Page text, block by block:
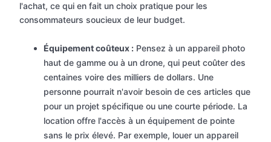
l'achat, ce qui en fait un choix pratique pour les
consommateurs soucieux de leur budget.
Équipement coûteux : Pensez à un appareil photo
haut de gamme ou à un drone, qui peut coûter des
centaines voire des milliers de dollars. Une
personne pourrait n'avoir besoin de ces articles que
pour un projet spécifique ou une courte période. La
location offre l'accès à un équipement de pointe
sans le prix élevé. Par exemple, louer un appareil